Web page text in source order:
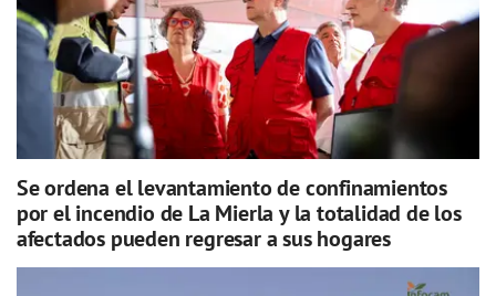
Se ordena el levantamiento de confinamientos
por el incendio de La Mierla y la totalidad de los
afectados pueden regresar a sus hogares